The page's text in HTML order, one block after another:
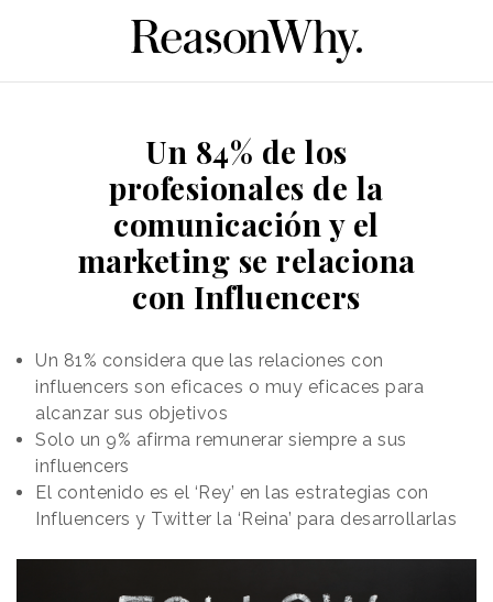
Un 84% de los
profesionales de la
comunicación y el
marketing se relaciona
con Influencers
Un 81% considera que las relaciones con
influencers son eficaces o muy eficaces para
alcanzar sus objetivos
Solo un 9% afirma remunerar siempre a sus
influencers
El contenido es el ‘Rey’ en las estrategias con
Influencers y Twitter la ‘Reina’ para desarrollarlas